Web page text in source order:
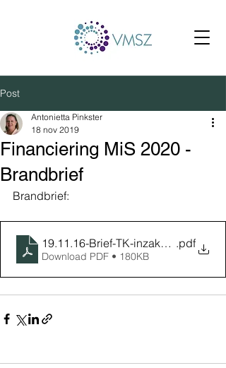
Post
Financiering MiS 2020 -
Brandbrief
Antonietta Pinkster
18 nov 2019
Brandbrief:
19.11.16-Brief-TK-inzake-MIS-versie-
.pdf
Download PDF • 180KB